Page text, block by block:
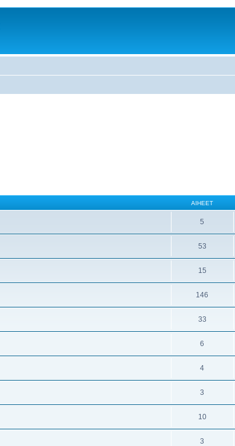
AIHEET
5
53
15
146
33
6
4
3
10
3